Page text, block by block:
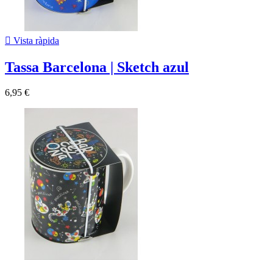
 Vista ràpida
Tassa Barcelona | Sketch azul
6,95 €